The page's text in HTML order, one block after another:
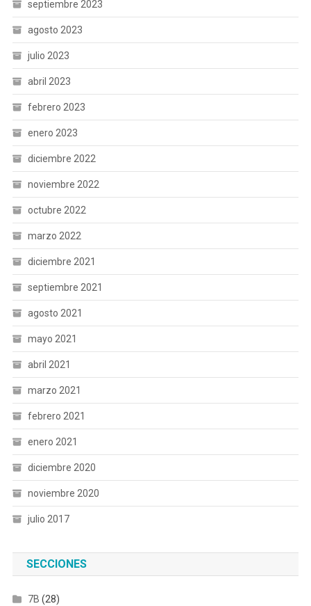
septiembre 2023
agosto 2023
julio 2023
abril 2023
febrero 2023
enero 2023
diciembre 2022
noviembre 2022
octubre 2022
marzo 2022
diciembre 2021
septiembre 2021
agosto 2021
mayo 2021
abril 2021
marzo 2021
febrero 2021
enero 2021
diciembre 2020
noviembre 2020
julio 2017
SECCIONES
7B (28)